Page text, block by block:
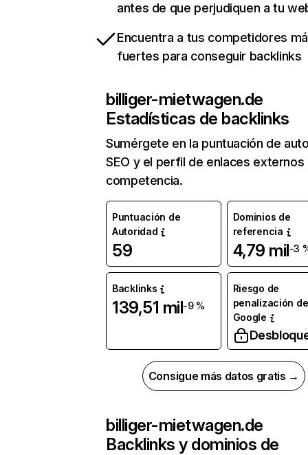
antes de que perjudiquen a tu
Encuentra a tus competidores
fuertes para conseguir backlinks
billiger-mietwagen.de
Estadísticas de backlinks
Sumérgete en la puntuación de
SEO y el perfil de enlaces externos
competencia.
Puntuación de
Autoridad
59
Dominios de
referencia
4,79 mil-3
Backlinks
139,51 mil-9 %
Riesgo de
penalización de
Google
Consigue más datos gratis →
billiger-mietwagen.de
Backlinks y dominios de